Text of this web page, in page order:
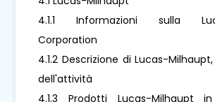
4.1.1 Informazioni sulla
Corporation
4.1.2 Descrizione di Lucas-
dell'attività
4.1.3 Prodotti Lucas-Milhaupt